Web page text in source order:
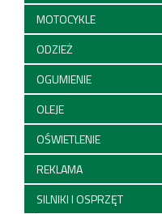
MOTOCYKLE
ODZIEŻ
OGUMIENIE
OLEJE
OŚWIETLENIE
REKLAMA
SILNIKI I OSPRZĘT